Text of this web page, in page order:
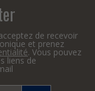
de recevoir
et prenez
. Vous pouvez
liens de